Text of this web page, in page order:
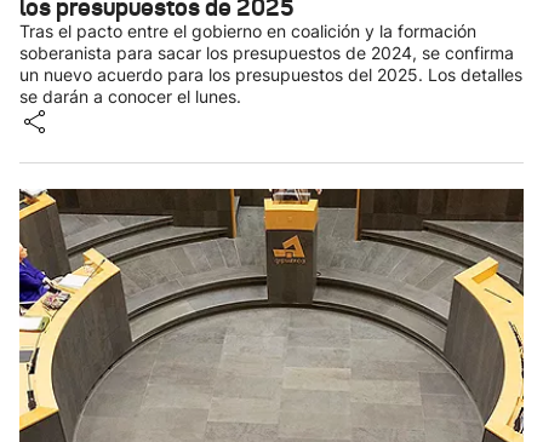
los presupuestos de 2025
Tras el pacto entre el gobierno en coalición y la formación
soberanista para sacar los presupuestos de 2024, se confirma
un nuevo acuerdo para los presupuestos del 2025. Los detalles
se darán a conocer el lunes.